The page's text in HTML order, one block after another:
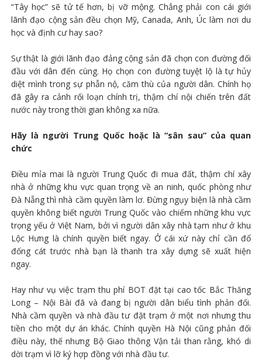
“Tây học” sẽ tử tế hơn, bị vỡ mộng. Chẳng phải con cái giới
lãnh đạo cộng sản đều chọn Mỹ, Canada, Anh, Úc làm nơi du
học và định cư hay sao?
Sự thật là giới lãnh đạo đảng cộng sản đã chọn con đường đối
đầu với dân đến cùng. Họ chọn con đường tuyệt lộ là tự hủy
diệt mình trong sự phẫn nộ, căm thù của người dân. Chính họ
đã gây ra cảnh rối loạn chính trị, thậm chí nội chiến trên đất
nước này trong thời gian không xa nữa.
Hãy là người Trung Quốc hoặc là “sân sau” của quan
chức
Điều mỉa mai là người Trung Quốc đi mua đất, thậm chí xây
nhà ở những khu vực quan trọng về an ninh, quốc phòng như
Đà Nẵng thì nhà cầm quyền làm lơ. Đừng ngụy biện là nhà cầm
quyền không biết người Trung Quốc vào chiếm những khu vực
trọng yếu ở Việt Nam, bởi vì người dân xây nhà tạm như ở khu
Lộc Hưng là chính quyền biết ngay. Ở cái xứ này chỉ cần đổ
đống cát trước nhà bạn là thanh tra xây dựng sẽ xuất hiện
ngay.
Hay như vụ việc trạm thu phí BOT đặt tại cao tốc Bắc Thăng
Long – Nội Bài đã và đang bị người dân biểu tình phản đối.
Nhà cầm quyền và nhà đầu tư đặt trạm ở một nơi nhưng thu
tiền cho một dự án khác. Chính quyền Hà Nội cũng phản đối
điều này, thế nhưng Bộ Giao thông Vận tải than rằng, khó di
dời trạm vì lỡ ký hợp đồng với nhà đầu tư.